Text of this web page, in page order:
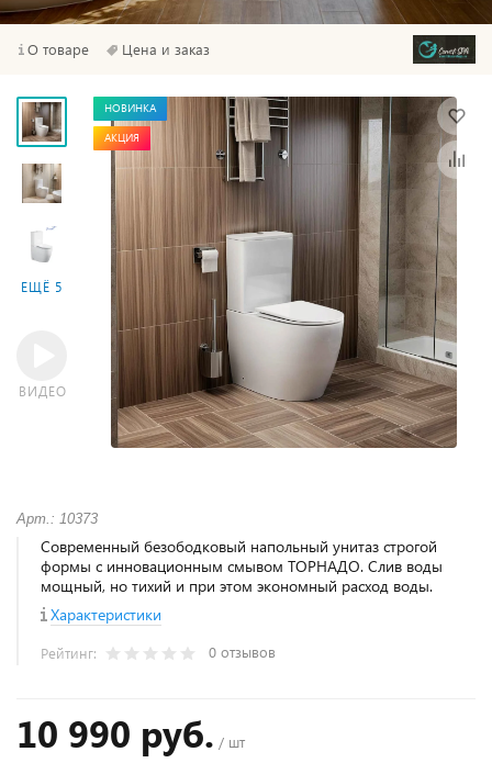
О товаре Цена и заказ
ЕЩЁ 5
ВИДЕО
НОВИНКА
АКЦИЯ
Арт.: 10373
Современный безободковый напольный унитаз строгой
формы с инновационным смывом ТОРНАДО. Слив воды
мощный, но тихий и при этом экономный расход воды.
Характеристики
Рейтинг: 0 отзывов
10 990 руб. / шт